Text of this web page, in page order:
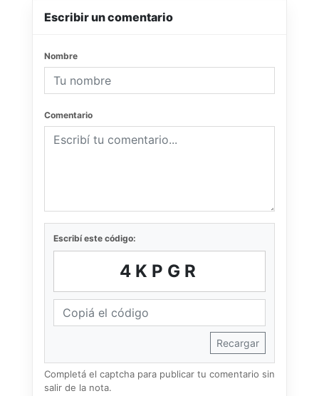
Escribir un comentario
Nombre
Comentario
Escribí este código:
4KPGR
Recargar
Completá el captcha para publicar tu comentario sin
salir de la nota.